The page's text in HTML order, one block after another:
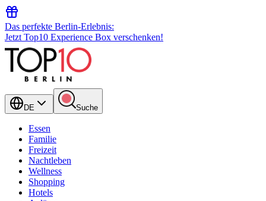
Das perfekte Berlin-Erlebnis:
Jetzt Top10 Experience Box verschenken!
DE Suche
Essen
Familie
Freizeit
Nachtleben
Wellness
Shopping
Hotels